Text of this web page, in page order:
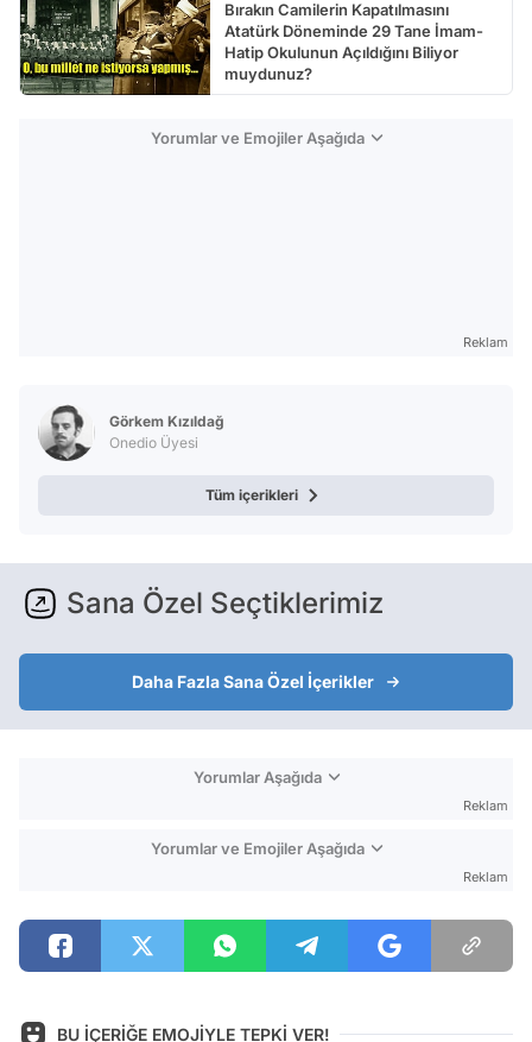
Bırakın Camilerin Kapatılmasını
Atatürk Döneminde 29 Tane İmam-
Hatip Okulunun Açıldığını Biliyor
muydunuz?
Yorumlar ve Emojiler Aşağıda
Reklam
Görkem Kızıldağ
Onedio Üyesi
Tüm içerikleri
Sana Özel Seçtiklerimiz
Daha Fazla Sana Özel İçerikler
Yorumlar Aşağıda
Reklam
Yorumlar ve Emojiler Aşağıda
Reklam
BU İÇERİĞE EMOJİYLE TEPKİ VER!